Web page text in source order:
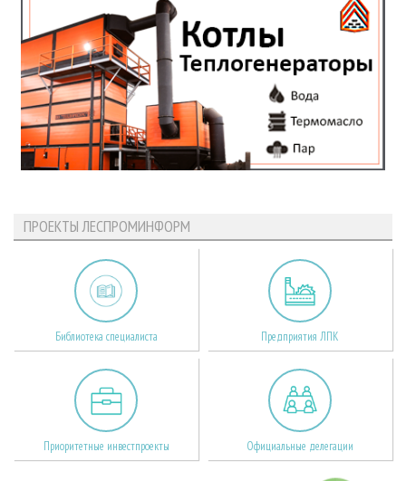
ПРОЕКТЫ ЛЕСПРОМИНФОРМ
Библиотека специалиста Предприятия ЛПК
Приоритетные инвестпроекты Официальные делегации